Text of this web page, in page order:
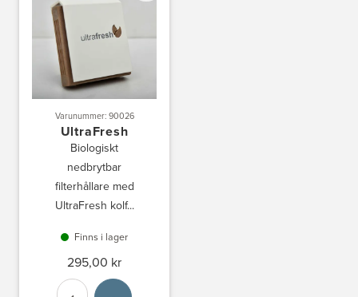
Varunummer: 90026
UltraFresh
Biologiskt
nedbrytbar
filterhållare med
UltraFresh kolf...
Finns i lager
295,00 kr